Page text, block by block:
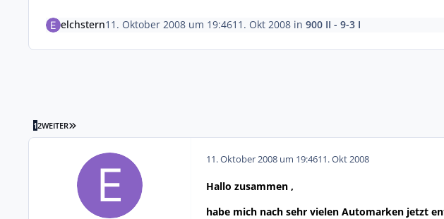
elchstern11. Oktober 2008 um 19:4611. Okt 2008in 900 II - 9-3 I
12WEITER LETZTE SEITE
11. Oktober 2008 um 19:4611. Okt 2008
Hallo zusammen ,
habe mich nach sehr vielen Automarken jetzt